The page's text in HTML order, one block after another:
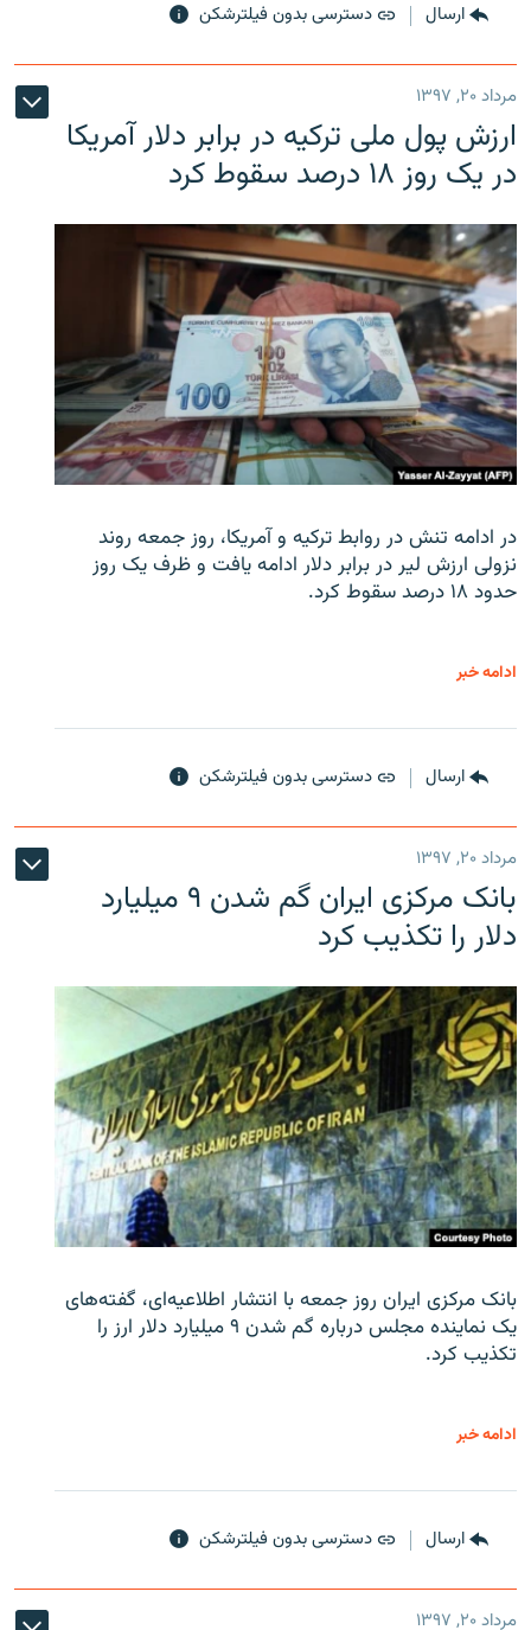
ارسال دسترسی بدون فیلترشکن
مرداد ۲۰, ۱۳۹۷
ارزش پول ملی ترکیه در برابر دلار آمریکا
در یک روز ۱۸ درصد سقوط کرد
در ادامه تنش در روابط ترکیه و آمریکا، روز جمعه روند
نزولی ارزش لیر در برابر دلار ادامه یافت و ظرف یک روز
حدود ۱۸ درصد سقوط کرد.
ادامه خبر
ارسال دسترسی بدون فیلترشکن
مرداد ۲۰, ۱۳۹۷
بانک مرکزی ایران گم شدن ۹ میلیارد
دلار را تکذیب کرد
بانک مرکزی ایران روز جمعه با انتشار اطلاعیه‌ای، گفته‌های
یک نماینده مجلس درباره گم شدن ۹ میلیارد دلار ارز را
تکذیب کرد.
ادامه خبر
ارسال دسترسی بدون فیلترشکن
مرداد ۲۰, ۱۳۹۷